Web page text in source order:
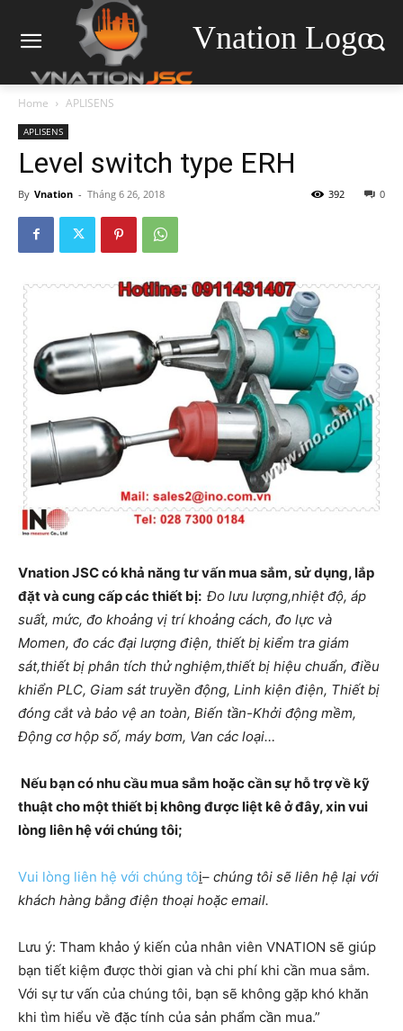
Vnation Logo
Home APLISENS
APLISENS
Level switch type ERH
By Vnation - Tháng 6 26, 2018 0
392
Vnation JSC có khả năng tư vấn mua sắm, sử dụng, lắp
đặt và cung cấp các thiết bị: Đo lưu lượng,nhiệt độ, áp
suất, mức, đo khoảng vị trí khoảng cách, đo lực và
Momen, đo các đại lượng điện, thiết bị kiểm tra giám
sát,thiết bị phân tích thử nghiệm,thiết bị hiệu chuẩn, điều
khiển PLC, Giam sát truyền động, Linh kiện điện, Thiết bị
đóng cắt và bảo vệ an toàn, Biến tần-Khởi động mềm,
Động cơ hộp số, máy bơm, Van các loại…
Nếu bạn có nhu cầu mua sắm hoặc cần sự hỗ trợ về kỹ
thuật cho một thiết bị không được liệt kê ở đây, xin vui
lòng liên hệ với chúng tôi;
Vui lòng liên hệ với chúng tôi– chúng tôi sẽ liên hệ lại với
khách hàng bằng điện thoại hoặc email.
Lưu ý: Tham khảo ý kiến của nhân viên VNATION sẽ giúp
bạn tiết kiệm được thời gian và chi phí khi cần mua sắm. ​​
Với sự tư vấn của chúng tôi, bạn sẽ không gặp khó khăn
khi tìm hiểu về đặc tính của sản phẩm cần mua.”